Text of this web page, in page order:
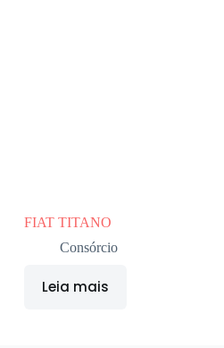
FIAT TITANO
Consórcio
Leia mais